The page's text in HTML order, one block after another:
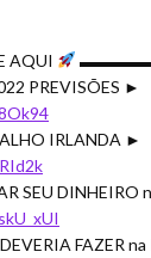
AQUI
PREVISÕES ►
IRLANDA ►
SEU DINHEIRO
FAZER